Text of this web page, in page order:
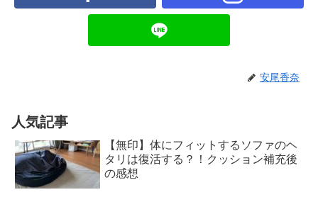
安尾香奈
人気記事
【無印】体にフィットするソファのヘ
タリは復活する？！クッション補充後
の感想